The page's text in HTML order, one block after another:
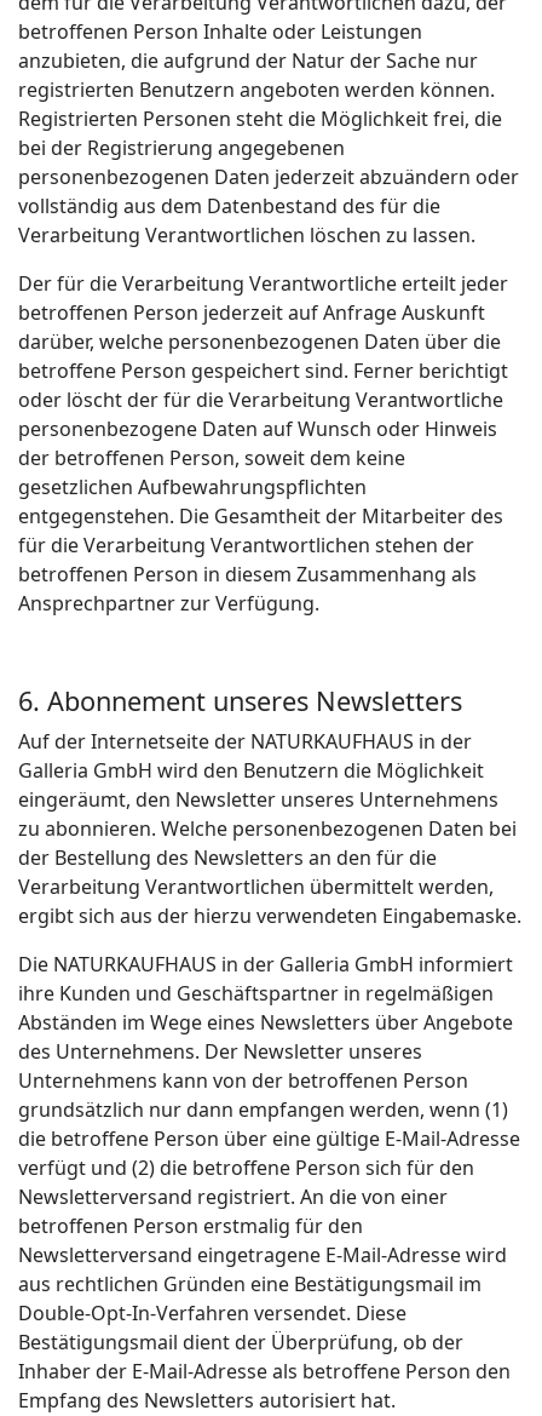
betroffenen Person Inhalte oder Leistungen
anzubieten, die aufgrund der Natur der Sache nur
registrierten Benutzern angeboten werden können.
Registrierten Personen steht die Möglichkeit frei, die
bei der Registrierung angegebenen
personenbezogenen Daten jederzeit abzuändern oder
vollständig aus dem Datenbestand des für die
Verarbeitung Verantwortlichen löschen zu lassen.
Der für die Verarbeitung Verantwortliche erteilt jeder
betroffenen Person jederzeit auf Anfrage Auskunft
darüber, welche personenbezogenen Daten über die
betroffene Person gespeichert sind. Ferner berichtigt
oder löscht der für die Verarbeitung Verantwortliche
personenbezogene Daten auf Wunsch oder Hinweis
der betroffenen Person, soweit dem keine
gesetzlichen Aufbewahrungspflichten
entgegenstehen. Die Gesamtheit der Mitarbeiter des
für die Verarbeitung Verantwortlichen stehen der
betroffenen Person in diesem Zusammenhang als
Ansprechpartner zur Verfügung.
6. Abonnement unseres Newsletters
Auf der Internetseite der NATURKAUFHAUS in der
Galleria GmbH wird den Benutzern die Möglichkeit
eingeräumt, den Newsletter unseres Unternehmens
zu abonnieren. Welche personenbezogenen Daten bei
der Bestellung des Newsletters an den für die
Verarbeitung Verantwortlichen übermittelt werden,
ergibt sich aus der hierzu verwendeten Eingabemaske.
Die NATURKAUFHAUS in der Galleria GmbH informiert
ihre Kunden und Geschäftspartner in regelmäßigen
Abständen im Wege eines Newsletters über Angebote
des Unternehmens. Der Newsletter unseres
Unternehmens kann von der betroffenen Person
grundsätzlich nur dann empfangen werden, wenn (1)
die betroffene Person über eine gültige E-Mail-Adresse
verfügt und (2) die betroffene Person sich für den
Newsletterversand registriert. An die von einer
betroffenen Person erstmalig für den
Newsletterversand eingetragene E-Mail-Adresse wird
aus rechtlichen Gründen eine Bestätigungsmail im
Double-Opt-In-Verfahren versendet. Diese
Bestätigungsmail dient der Überprüfung, ob der
Inhaber der E-Mail-Adresse als betroffene Person den
Empfang des Newsletters autorisiert hat.